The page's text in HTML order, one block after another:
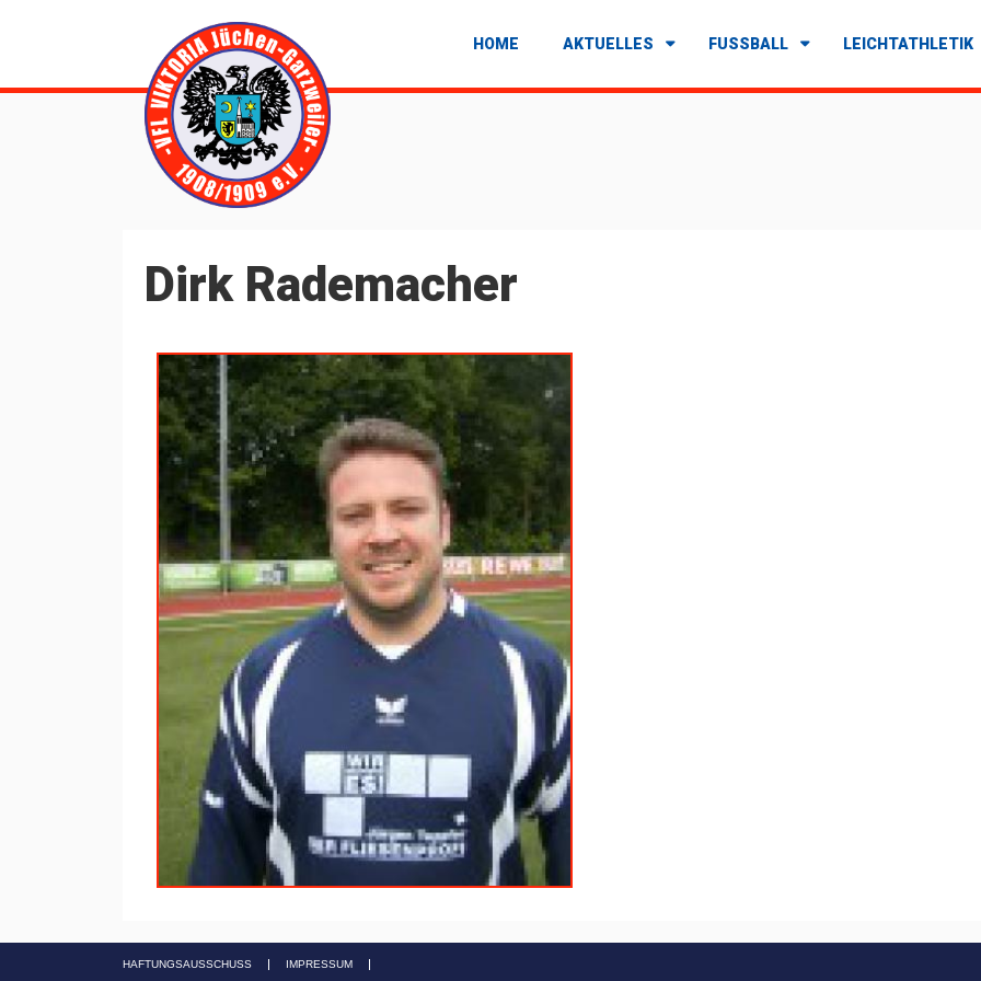
HOME AKTUELLES FUSSBALL LEICHTATHLETIK
Dirk Rademacher
HAFTUNGSAUSSCHUSS IMPRESSUM